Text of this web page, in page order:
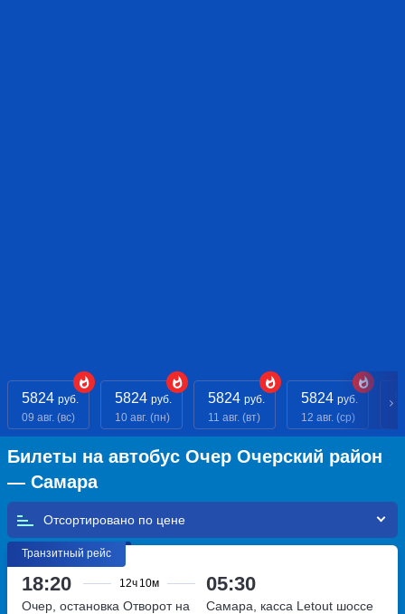
5824 руб.
09 авг. (вс)
5824 руб.
10 авг. (пн)
5824 руб.
11 авг. (вт)
5824 руб.
12 авг. (ср)
Билеты на автобус Очер Очерский район
— Самара
Отсортировано по
Транзитный рейс
18:20 12ч 10м 05:30
Очер, остановка Отворот на
Самара, касса Letout шоссе